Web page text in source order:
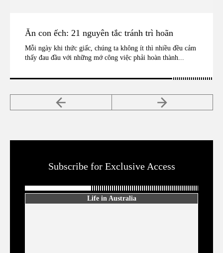
Ăn con ếch: 21 nguyên tắc tránh trì hoãn
Mỗi ngày khi thức giấc, chúng ta không ít thì nhiều đều cảm
thấy đau đầu với những mớ công việc phải hoàn thành...
Subscribe for Exclusive Access
Life in Australia